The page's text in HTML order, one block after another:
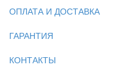
ОПЛАТА И ДОСТАВКА
ГАРАНТИЯ
КОНТАКТЫ